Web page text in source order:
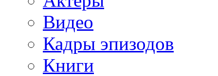
Видео
Кадры эпизодов
Книги